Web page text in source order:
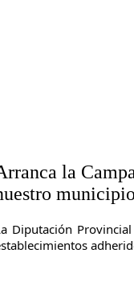
la
municipio
Diputación